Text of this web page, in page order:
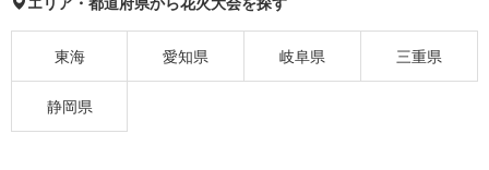
東海 愛知県 岐阜県 三重県
静岡県